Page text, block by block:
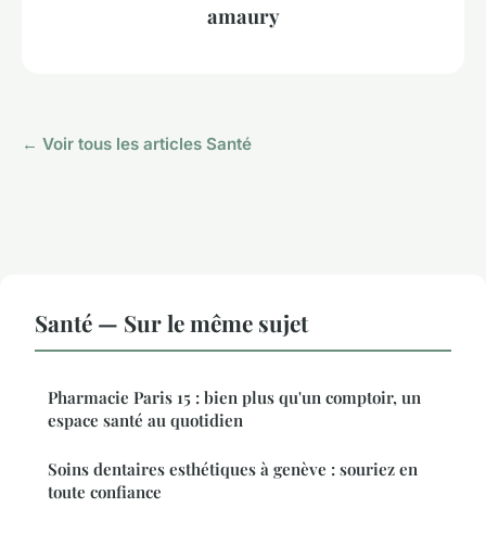
amaury
← Voir tous les articles Santé
Santé — Sur le même sujet
Pharmacie Paris 15 : bien plus qu'un comptoir, un
espace santé au quotidien
Soins dentaires esthétiques à genève : souriez en
toute confiance